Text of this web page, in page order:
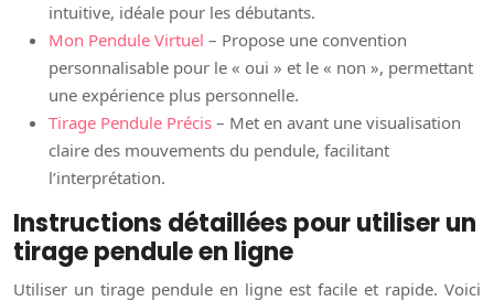
intuitive, idéale pour les débutants.
Mon Pendule Virtuel – Propose une convention
personnalisable pour le « oui » et le « non », permettant
une expérience plus personnelle.
Tirage Pendule Précis – Met en avant une visualisation
claire des mouvements du pendule, facilitant
l’interprétation.
Instructions détaillées pour utiliser un
tirage pendule en ligne
Utiliser un tirage pendule en ligne est facile et rapide. Voici